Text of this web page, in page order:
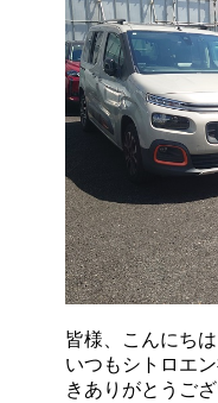
皆様、こんにちは
いつもシトロエ
きありがとうご